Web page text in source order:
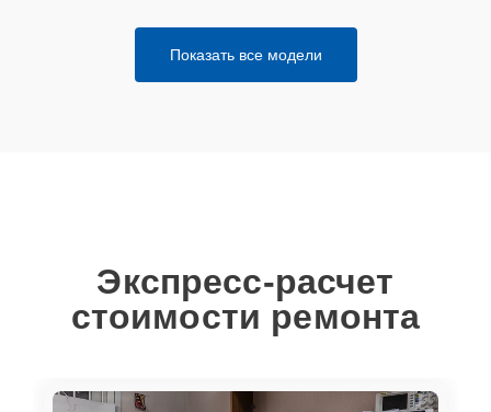
Показать все модели
Экспресс-расчет
стоимости ремонта